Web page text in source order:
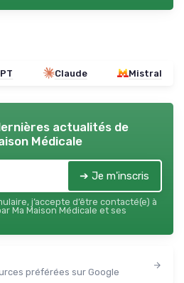
Claude Mistral
actualités de
Médicale
➔ Je m'inscris
j’accepte d’être contacté(e) à
Ma Maison Médicale et ses
préférées sur Google